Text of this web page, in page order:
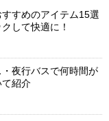
すめのアイテム15選
して快適に！
夜行バスで何時間が
紹介